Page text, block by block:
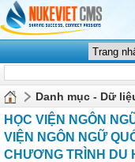
Danh mục - Dữ
HỌC VIỆN NGÔN
VIỆN NGÔN NGỮ
CHƯƠNG TRÌNH DU